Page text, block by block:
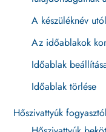
A készüléknév
Az időablakok
Időablak
Időablak törlése
Hőszivattyúk